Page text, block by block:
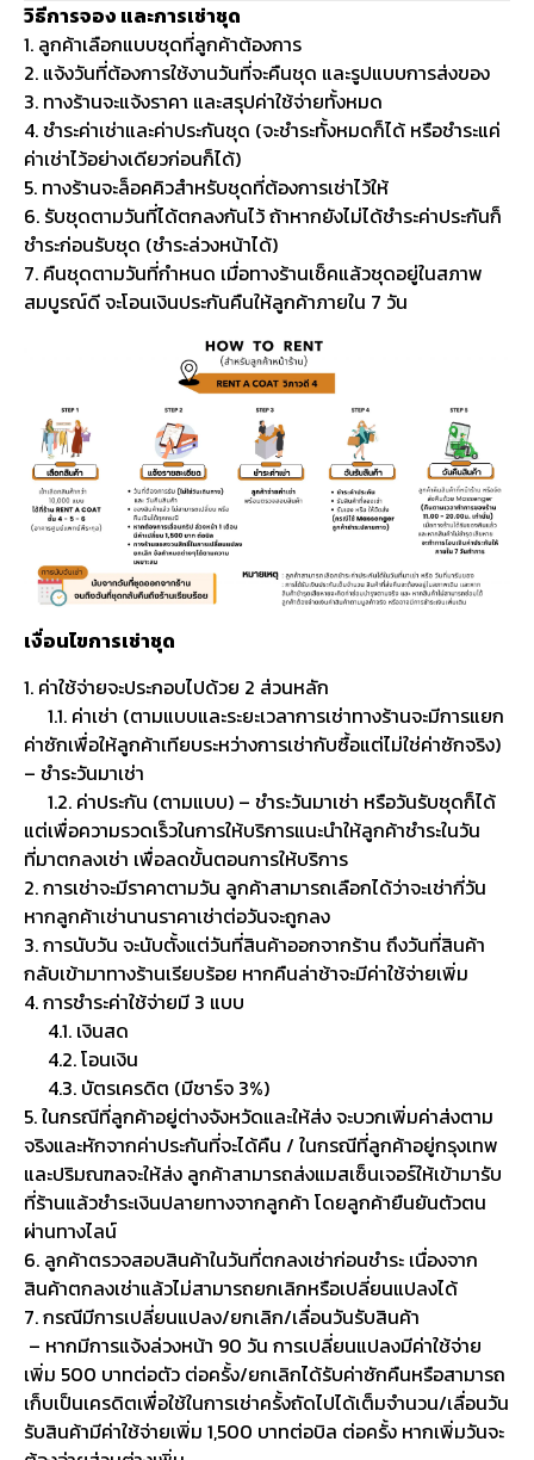
วิธีการจอง และการเช่าชุด
1. ลูกค้าเลือกแบบชุดที่ลูกค้าต้องการ
2. แจ้งวันที่ต้องการใช้งานวันที่จะคืนชุด และรูปแบบการส่งของ
3. ทางร้านจะแจ้งราคา และสรุปค่าใช้จ่ายทั้งหมด
4. ชำระค่าเช่าและค่าประกันชุด (จะชำระทั้งหมดก็ได้ หรือชำระแค่
ค่าเช่าไว้อย่างเดียวก่อนก็ได้)
5. ทางร้านจะล็อคคิวสำหรับชุดที่ต้องการเช่าไว้ให้
6. รับชุดตามวันที่ได้ตกลงกันไว้ ถ้าหากยังไม่ได้ชำระค่าประกันก็
ชำระก่อนรับชุด (ชำระล่วงหน้าได้)
7. คืนชุดตามวันที่กำหนด เมื่อทางร้านเช็คแล้วชุดอยู่ในสภาพ
สมบูรณ์ดี จะโอนเงินประกันคืนให้ลูกค้าภายใน 7 วัน
เงื่อนไขการเช่าชุด
1. ค่าใช้จ่ายจะประกอบไปด้วย 2 ส่วนหลัก
1.1. ค่าเช่า (ตามแบบและระยะเวลาการเช่าทางร้านจะมีการแยก
ค่าซักเพื่อให้ลูกค้าเทียบระหว่างการเช่ากับซื้อแต่ไม่ใช่ค่าซักจริง)
– ชำระวันมาเช่า
1.2. ค่าประกัน (ตามแบบ) – ชำระวันมาเช่า หรือวันรับชุดก็ได้
แต่เพื่อความรวดเร็วในการให้บริการแนะนำให้ลูกค้าชำระในวัน
ที่มาตกลงเช่า เพื่อลดขั้นตอนการให้บริการ
2. การเช่าจะมีราคาตามวัน ลูกค้าสามารถเลือกได้ว่าจะเช่ากี่วัน
หากลูกค้าเช่านานราคาเช่าต่อวันจะถูกลง
3. การนับวัน จะนับตั้งแต่วันที่สินค้าออกจากร้าน ถึงวันที่สินค้า
กลับเข้ามาทางร้านเรียบร้อย หากคืนล่าช้าจะมีค่าใช้จ่ายเพิ่ม
4. การชำระค่าใช้จ่ายมี 3 แบบ
4.1. เงินสด
4.2. โอนเงิน
4.3. บัตรเครดิต (มีชาร์จ 3%)
5. ในกรณีที่ลูกค้าอยู่ต่างจังหวัดและให้ส่ง จะบวกเพิ่มค่าส่งตาม
จริงและหักจากค่าประกันที่จะได้คืน / ในกรณีที่ลูกค้าอยู่กรุงเทพ
และปริมณฑลจะให้ส่ง ลูกค้าสามารถส่งแมสเซ็นเจอร์ให้เข้ามารับ
ที่ร้านแล้วชำระเงินปลายทางจากลูกค้า โดยลูกค้ายืนยันตัวตน
ผ่านทางไลน์
6. ลูกค้าตรวจสอบสินค้าในวันที่ตกลงเช่าก่อนชำระ เนื่องจาก
สินค้าตกลงเช่าแล้วไม่สามารถยกเลิกหรือเปลี่ยนแปลงได้
7. กรณีมีการเปลี่ยนแปลง/ยกเลิก/เลื่อนวันรับสินค้า
– หากมีการแจ้งล่วงหน้า 90 วัน การเปลี่ยนแปลงมีค่าใช้จ่าย
เพิ่ม 500 บาทต่อตัว ต่อครั้ง/ยกเลิกได้รับค่าซักคืนหรือสามารถ
เก็บเป็นเครดิตเพื่อใช้ในการเช่าครั้งถัดไปได้เต็มจำนวน/เลื่อนวัน
รับสินค้ามีค่าใช้จ่ายเพิ่ม 1,500 บาทต่อบิล ต่อครั้ง หากเพิ่มวันจะ